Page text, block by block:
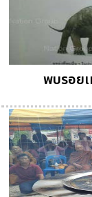
พบรอยเ